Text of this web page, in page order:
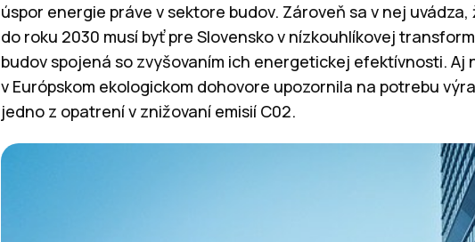
úspor energie práve v sektore budov. Zároveň sa v nej
do roku 2030 musí byť pre Slovensko v nízkouhlíkovej
budov spojená so zvyšovaním ich energetickej efektívnosti. Aj
v Európskom ekologickom dohovore upozornila na potrebu
jedno z opatrení v znižovaní emisií C02.